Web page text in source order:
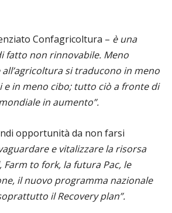
Confagricoltura – è una
fatto non rinnovabile. Meno
si traducono in meno
in meno cibo; tutto ciò a fronte di
in aumento”.
opportunità da non farsi
e vitalizzare la risorsa
Farm to fork, la futura Pac, le
il nuovo programma nazionale
il Recovery plan”.